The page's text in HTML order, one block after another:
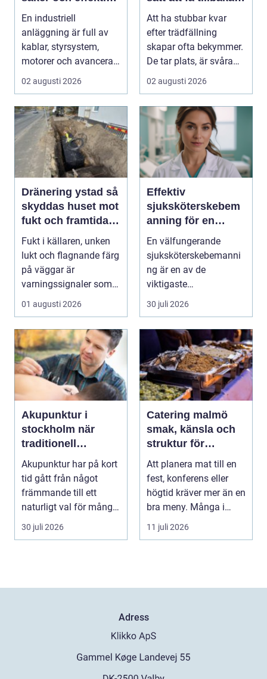
produktion
En industriell
anläggning är full av
kablar, styrsystem,
motorer och avancerad
teknik. Bakom allt de...
02 augusti 2026
trädgården
Att ha stubbar kvar
efter trädfällning
skapar ofta bekymmer.
De tar plats, är svåra
att klippa runt,...
02 augusti 2026
Dränering ystad så
skyddas huset mot
fukt och framtida
skador
Fukt i källaren, unken
lukt och flagnande färg
på väggar är
varningssignaler som
många villaägare i ...
01 augusti 2026
Effektiv
sjuksköterskebem
anning för en
tryggare vård
En välfungerande
sjuksköterskebemanni
ng är en av de
viktigaste
förutsättningarna för
en trygg och sä...
30 juli 2026
Akupunktur i
stockholm när
traditionell
kinesisk medicin
möter modern
vardag
Akupunktur har på kort
tid gått från något
främmande till ett
naturligt val för många
som söker lind...
30 juli 2026
Catering malmö
smak, känsla och
struktur för
lyckade event
Att planera mat till en
fest, konferens eller
högtid kräver mer än en
bra meny. Många i
Malmö väljer...
11 juli 2026
Adress